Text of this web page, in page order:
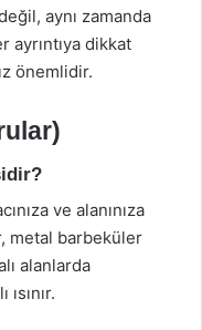
aynı zamanda
dikkat
önemlidir.
ve alanınıza
metal barbeküler
alanlarda